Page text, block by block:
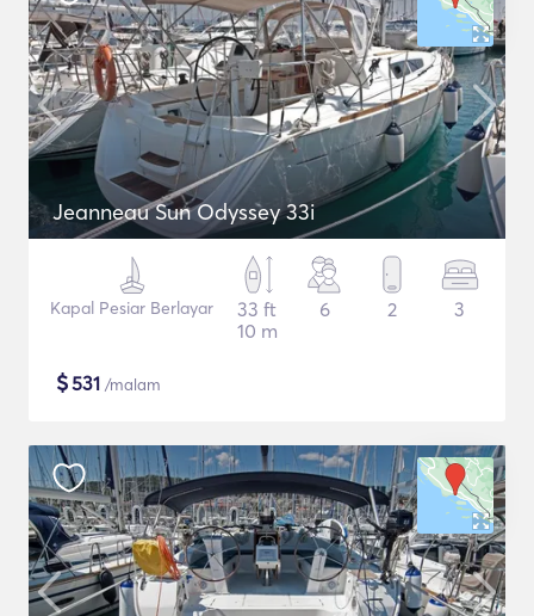
Jeanneau Sun Odyssey 33i
Kapal Pesiar Berlayar
33 ft
10 m
6 2 3
$531 /malam